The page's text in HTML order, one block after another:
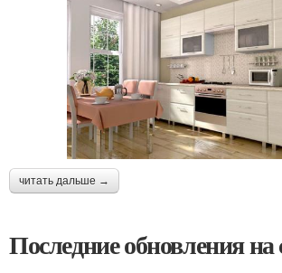
читать дальше →
Последние обновления на